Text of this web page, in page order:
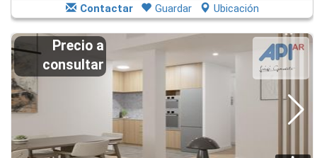
Contactar Guardar Ubicación
Precio a
consultar